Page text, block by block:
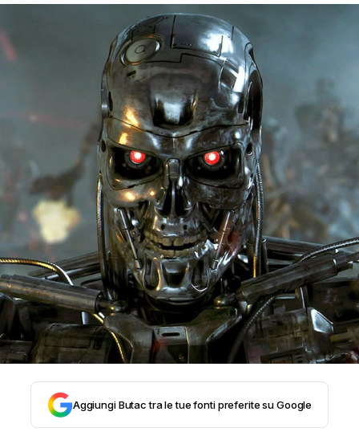
SCIENZA E TECNOLOGIA
SALUTE E MEDICINA
STORIA E CITAZIONI
INTRATTENIMENTO
COMPLOTTI, LEGGENDE URBANE ED
EVERGREEN
EDITORIALI
TRUFFE E SOCIAL NETWORK
Aggiungi Butac tra le tue fonti preferite su Google